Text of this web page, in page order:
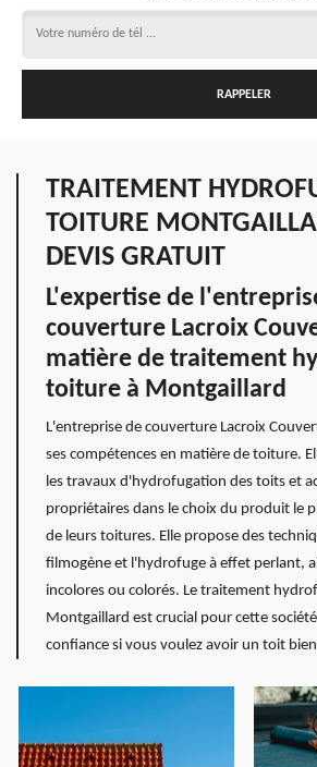
TRAITEMENT
TOITURE
DEVIS GRATUIT
L'expertise de
couverture Lacroix
matière de traitement
toiture à Montgaillard
L'entreprise de couverture Lacroix
ses compétences en matière de toiture.
les travaux d'hydrofugation des toits et
propriétaires dans le choix du produit le
de leurs toitures. Elle propose des
filmogène et l'hydrofuge à effet perlant,
incolores ou colorés. Le traitement
Montgaillard est crucial pour cette
confiance si vous voulez avoir un toit